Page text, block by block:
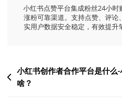
小红书点赞平台集成粉丝24小时
涨粉可靠渠道。支持点赞、评论
实用户数据安全稳定，有效提升
文
章
小红书创作者合作平台是什么
啥？